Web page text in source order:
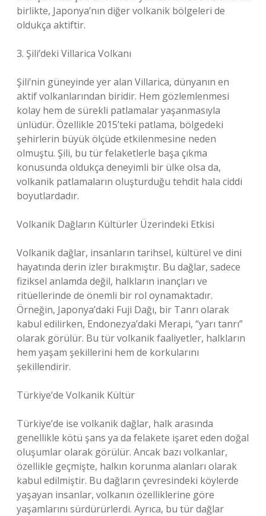
birlikte, Japonya’nın diğer volkanik bölgeleri de
oldukça aktiftir.
3. Şili’deki Villarica Volkanı
Şili’nin güneyinde yer alan Villarica, dünyanın en
aktif volkanlarından biridir. Hem gözlemlenmesi
kolay hem de sürekli patlamalar yaşanmasıyla
ünlüdür. Özellikle 2015’teki patlama, bölgedeki
şehirlerin büyük ölçüde etkilenmesine neden
olmuştu. Şili, bu tür felaketlerle başa çıkma
konusunda oldukça deneyimli bir ülke olsa da,
volkanik patlamaların oluşturduğu tehdit hala ciddi
boyutlardadır.
Volkanik Dağların Kültürler Üzerindeki Etkisi
Volkanik dağlar, insanların tarihsel, kültürel ve dini
hayatında derin izler bırakmıştır. Bu dağlar, sadece
fiziksel anlamda değil, halkların inançları ve
ritüellerinde de önemli bir rol oynamaktadır.
Örneğin, Japonya’daki Fuji Dağı, bir Tanrı olarak
kabul edilirken, Endonezya’daki Merapi, “yarı tanrı”
olarak görülür. Bu tür volkanik faaliyetler, halkların
hem yaşam şekillerini hem de korkularını
şekillendirir.
Türkiye’de Volkanik Kültür
Türkiye’de ise volkanik dağlar, halk arasında
genellikle kötü şans ya da felakete işaret eden doğal
oluşumlar olarak görülür. Ancak bazı volkanlar,
özellikle geçmişte, halkın korunma alanları olarak
kabul edilmiştir. Bu dağların çevresindeki köylerde
yaşayan insanlar, volkanın özelliklerine göre
yaşamlarını sürdürürlerdi. Ayrıca, bu tür dağlar